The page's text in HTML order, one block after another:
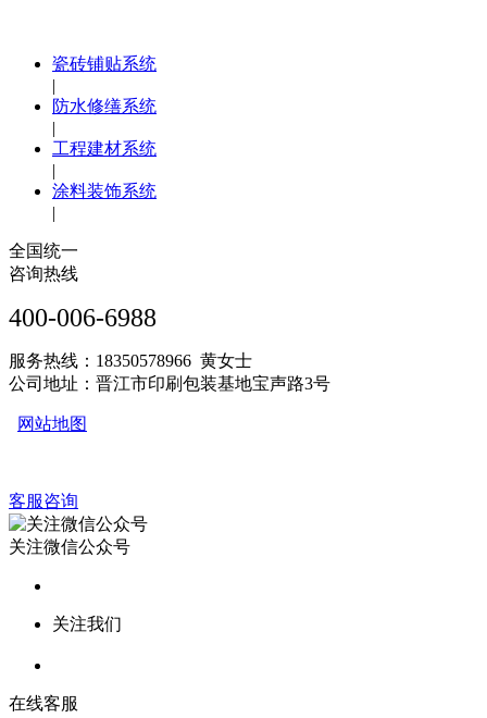
瓷砖铺贴系统
|
防水修缮系统
|
工程建材系统
|
涂料装饰系统
|
全国统一
咨询热线
400-006-6988
服务热线：18350578966 黄女士
公司地址：晋江市印刷包装基地宝声路3号
网站地图
客服咨询
关注微信公众号
关注我们
在线客服